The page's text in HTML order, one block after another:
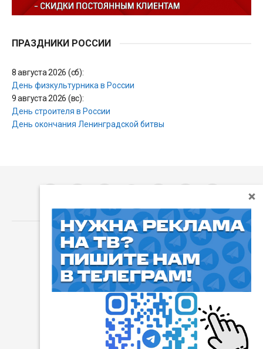
ПРАЗДНИКИ РОССИИ
8 августа 2026 (сб):
День физкультурника в России
9 августа 2026 (вс):
День строителя в России
День окончания Ленинградской битвы